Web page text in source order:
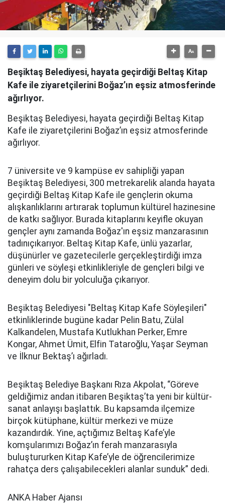
Beşiktaş Belediyesi, hayata geçirdiği Beltaş Kitap
Kafe ile ziyaretçilerini Boğaz’ın eşsiz atmosferinde
ağırlıyor.
Beşiktaş Belediyesi, hayata geçirdiği Beltaş Kitap
Kafe ile ziyaretçilerini Boğaz’ın eşsiz atmosferinde
ağırlıyor.
7 üniversite ve 9 kampüse ev sahipliği yapan
Beşiktaş Belediyesi, 300 metrekarelik alanda hayata
geçirdiği Beltaş Kitap Kafe ile gençlerin okuma
alışkanlıklarını artırarak toplumun kültürel hazinesine
de katkı sağlıyor. Burada kitaplarını keyifle okuyan
gençler aynı zamanda Boğaz'ın eşsiz manzarasının
tadınıçıkarıyor. Beltaş Kitap Kafe, ünlü yazarlar,
düşünürler ve gazetecilerle gerçekleştirdiği imza
günleri ve söyleşi etkinlikleriyle de gençleri bilgi ve
deneyim dolu bir yolculuğa çıkarıyor.
Beşiktaş Belediyesi "Beltaş Kitap Kafe Söyleşileri"
etkinliklerinde bugüne kadar Pelin Batu, Zülal
Kalkandelen, Mustafa Kutlukhan Perker, Emre
Kongar, Ahmet Ümit, Elfin Tataroğlu, Yaşar Seyman
ve İlknur Bektaş’ı ağırladı.
Beşiktaş Belediye Başkanı Rıza Akpolat, “Göreve
geldiğimiz andan itibaren Beşiktaş’ta yeni bir kültür-
sanat anlayışı başlattık. Bu kapsamda ilçemize
birçok kütüphane, kültür merkezi ve müze
kazandırdık. Yine, açtığımız Beltaş Kafe’yle
komşularımızı Boğaz’ın ferah manzarasıyla
buluştururken Kitap Kafe’yle de öğrencilerimize
rahatça ders çalışabilecekleri alanlar sunduk” dedi.
ANKA Haber Ajansı